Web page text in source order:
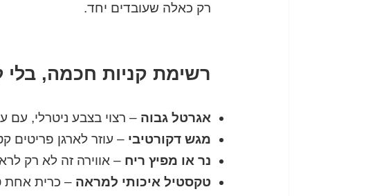
רק כאלה שעובדים יחד.
רשימת קניות חכמה, בלי
אגרטל גבוה – רצוי בצבע ניטרלי, עם
מגש דקורטיבי – עוזר לארגן פריטים
נר או מפיץ ריח – אווירה זה לא רק
טקסטיל איכותי למראה – כרית אחת